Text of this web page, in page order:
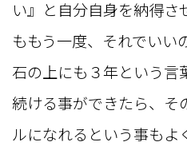
い』と自分自身を納得
ももう一度、それでいい
石の上にも３年という
続ける事ができたら、そ
ルになれるという事もよ